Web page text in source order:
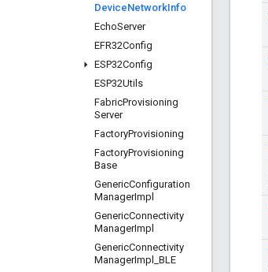
DeviceNetworkInfo
EchoServer
EFR32Config
ESP32Config
ESP32Utils
FabricProvisioning
Server
FactoryProvisioning
FactoryProvisioning
Base
GenericConfiguration
ManagerImpl
GenericConnectivity
ManagerImpl
GenericConnectivity
ManagerImpl
BLE